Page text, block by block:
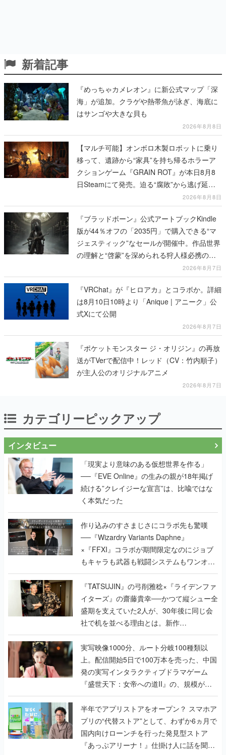
新着記事
『めっちゃカメレオン』に新公式マップ「深
海」が追加。クラゲや熱帯魚が泳ぎ、海底に
はサンゴや大きな貝も
2026年8月8日
【マルチ可能】オンボロ木製ロボットに乗り
移って、遺跡から“家具”を持ち帰るホラーア
クションゲーム『GRAIN ROT』が本日8月8
日Steamにて発売。迫る“腐敗”から逃げ延
2026年8月8日
『ブラッドボーン』公式アートブックKindle
版が44％オフの「2035円」で購入できる“マ
ジェスティック”なセールが開催中。作品世界
の理解と“啓蒙”を深められる狩人様必携の一
2026年8月7日
『VRChat』が『ヒロアカ』とコラボか。詳細
は8月10日10時より「Anique | アニーク」公
式Xにて公開
2026年8月7日
『ポケットモンスター ジ・オリジン』の再放
送がTVerで配信中！レッド（CV：竹内順子）
が主人公のオリジナルアニメ
2026年8月7日
カテゴリーピックアップ
インタビュー
「現実より意味のある仮想世界を作る」
──『EVE Online』の生みの親が18年掲げ
続ける”クレイジーな宣言”は、比喩ではな
く本気だった
作り込みのすさまじさにコラボ先も驚嘆
──『Wizardry Variants Daphne』
×『FFXI』コラボが期間限定なのにジョブ
もキャラも武器も戦闘システムもワンオフ
で作り込まれた理由を両ディレクターに聞
く
『TATSUJIN』の弓削雅稔×『ライデンファ
イターズ』の齋藤貴幸──かつて縦シュー全
盛期を支えていた2人が、30年後に同じ会
社で机を並べる理由とは。新作
『TATSUJIN EXTREME』で初タッグを組
んだレジェンド2人に訊く開発秘話
実写映像1000分、ルート分岐100種類以
上。配信開始5日で100万本を売った、中国
発の実写インタラクティブドラマゲーム
『盛世天下：女帝への道II』の、規模が違
うこだわりをプロデューサーに聞いた
半年でアプリストアをオープン？ スマホア
プリの“代替ストア”として、わずか6ヵ月で
国内向けローンチを行った発見型ストア
『あっぷアリーナ！』仕掛け人に話を聞い